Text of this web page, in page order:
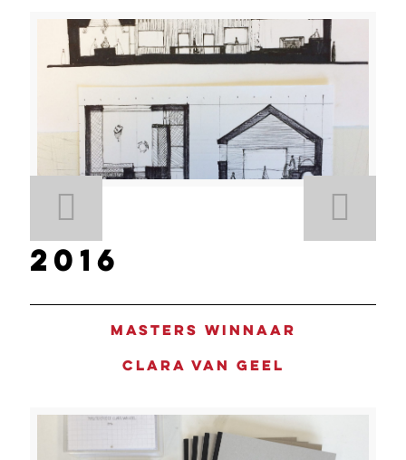
2016
Masters winnaar
Clara Van Geel